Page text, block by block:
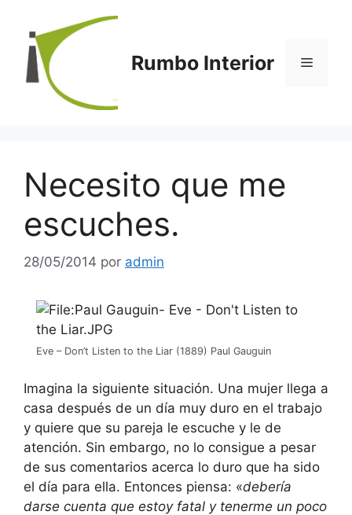
contenido
Rumbo Interior Menú
Necesito que me
escuches.
28/05/2014 por admin
Eve – Don’t Listen to the Liar (1889) Paul Gauguin
Imagina la siguiente situación. Una mujer llega a
casa después de un día muy duro en el trabajo
y quiere que su pareja le escuche y le de
atención. Sin embargo, no lo consigue a pesar
de sus comentarios acerca lo duro que ha sido
el día para ella. Entonces piensa: «debería
darse cuenta que estoy fatal y tenerme un poco